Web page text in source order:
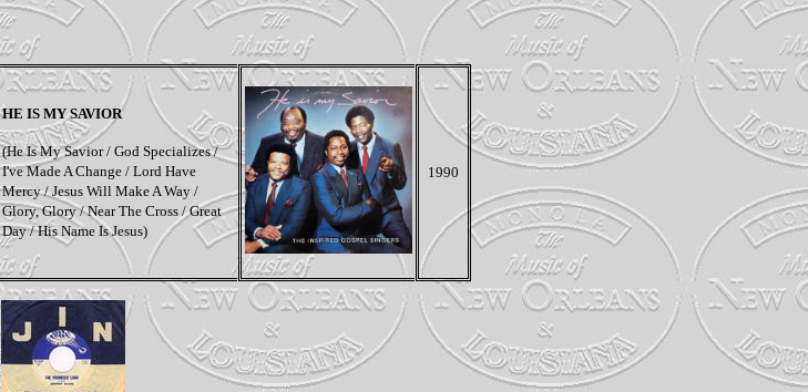
HE IS MY SAVIOR
(He Is My Savior / God Specializes /
I've Made A Change / Lord Have
Mercy / Jesus Will Make A Way /
Glory, Glory / Near The Cross / Great
Day / His Name Is Jesus)
1990